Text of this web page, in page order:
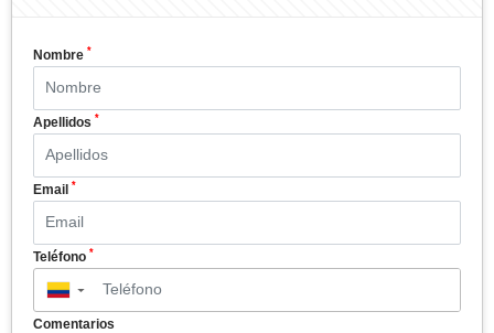
Nombre *
Apellidos *
Email *
Teléfono *
▼
Comentarios